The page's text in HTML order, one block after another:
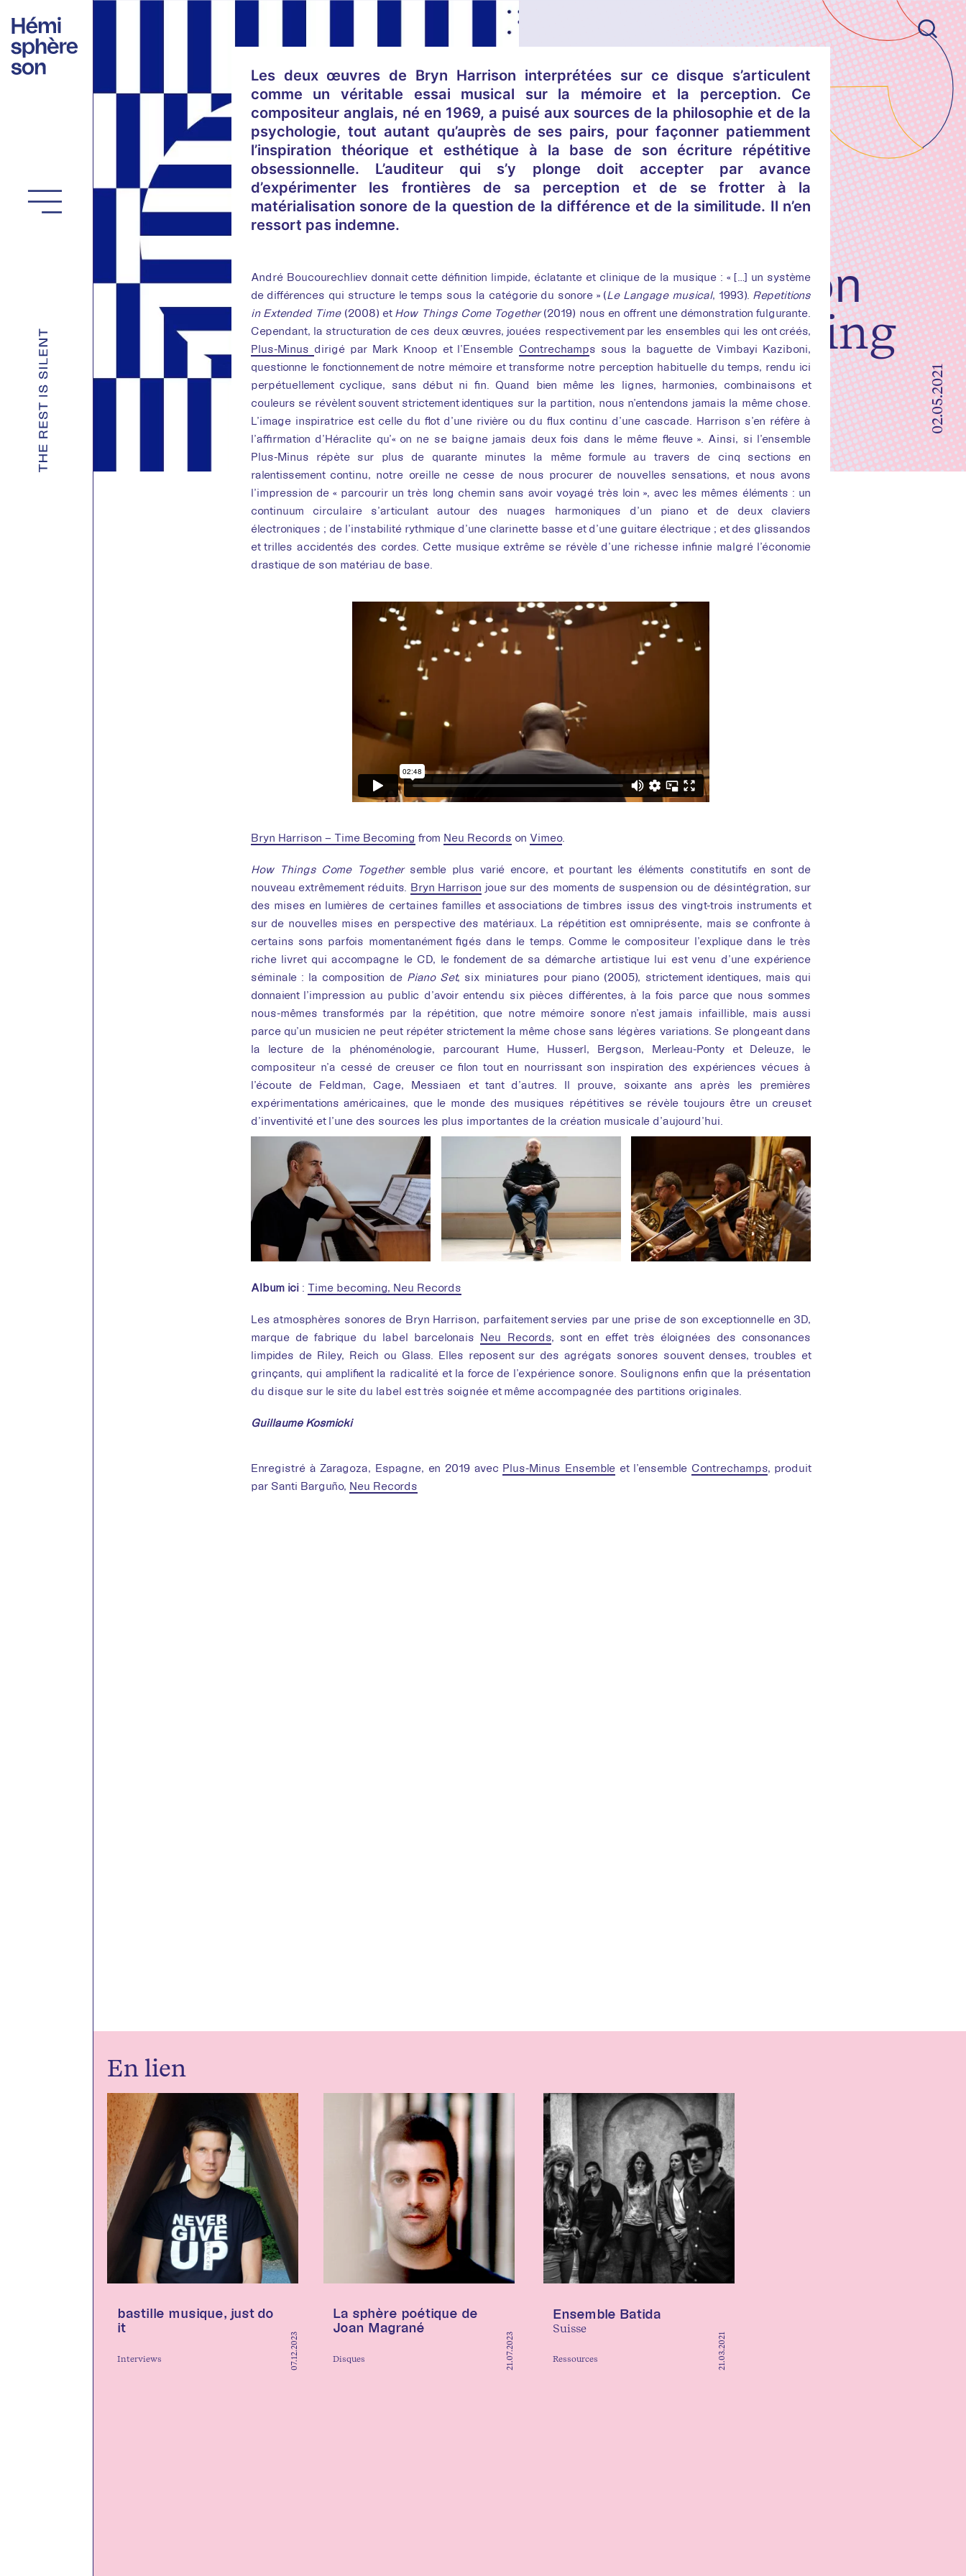
au
contenu
Bryn Harrison
Time Becoming
02.05.2021
Les deux œuvres de Bryn Harrison interprétées sur ce disque s’articulent
comme un véritable essai musical sur la mémoire et la perception. Ce
compositeur anglais, né en 1969, a puisé aux sources de la philosophie et de la
psychologie, tout autant qu’auprès de ses pairs, pour façonner patiemment
l’inspiration théorique et esthétique à la base de son écriture répétitive
obsessionnelle. L’auditeur qui s’y plonge doit accepter par avance
d’expérimenter les frontières de sa perception et de se frotter à la
matérialisation sonore de la question de la différence et de la similitude. Il n’en
ressort pas indemne.
André Boucourechliev donnait cette définition limpide, éclatante et clinique de la musique : « […] un système
de différences qui structure le temps sous la catégorie du sonore » (Le Langage musical, 1993). Repetitions
in Extended Time(2008) et How Things Come Together(2019) nous en offrent une démonstration fulgurante.
Cependant, la structuration de ces deux œuvres, jouées respectivement par les ensembles qui les ont créés,
Plus-Minus dirigé par Mark Knoop et l’Ensemble Contrechamps sous la baguette de Vimbayi Kaziboni,
questionne le fonctionnement de notre mémoire et transforme notre perception habituelle du temps, rendu ici
perpétuellement cyclique, sans début ni fin. Quand bien même les lignes, harmonies, combinaisons et
couleurs se révèlent souvent strictement identiques sur la partition, nous n’entendons jamais la même chose.
L’image inspiratrice est celle du flot d’une rivière ou du flux continu d’une cascade. Harrison s’en réfère à
l’affirmation d’Héraclite qu’« on ne se baigne jamais deux fois dans le même fleuve ». Ainsi, si l’ensemble
Plus-Minus répète sur plus de quarante minutes la même formule au travers de cinq sections en
ralentissement continu, notre oreille ne cesse de nous procurer de nouvelles sensations, et nous avons
l’impression de « parcourir un très long chemin sans avoir voyagé très loin », avec les mêmes éléments : un
continuum circulaire s’articulant autour des nuages harmoniques d’un piano et de deux claviers
électroniques ; de l’instabilité rythmique d’une clarinette basse et d’une guitare électrique ; et des glissandos
et trilles accidentés des cordes. Cette musique extrême se révèle d’une richesse infinie malgré l’économie
drastique de son matériau de base.
Bryn Harrison – Time Becoming from Neu Records on Vimeo.
How Things Come Togethersemble plus varié encore, et pourtant les éléments constitutifs en sont de
nouveau extrêmement réduits. Bryn Harrison joue sur des moments de suspension ou de désintégration, sur
des mises en lumières de certaines familles et associations de timbres issus des vingt-trois instruments et
sur de nouvelles mises en perspective des matériaux. La répétition est omniprésente, mais se confronte à
certains sons parfois momentanément figés dans le temps. Comme le compositeur l’explique dans le très
riche livret qui accompagne le CD, le fondement de sa démarche artistique lui est venu d’une expérience
séminale : la composition de Piano Set, six miniatures pour piano (2005), strictement identiques, mais qui
donnaient l’impression au public d’avoir entendu six pièces différentes, à la fois parce que nous sommes
nous-mêmes transformés par la répétition, que notre mémoire sonore n’est jamais infaillible, mais aussi
parce qu’un musicien ne peut répéter strictement la même chose sans légères variations. Se plongeant dans
la lecture de la phénoménologie, parcourant Hume, Husserl, Bergson, Merleau-Ponty et Deleuze, le
compositeur n’a cessé de creuser ce filon tout en nourrissant son inspiration des expériences vécues à
l’écoute de Feldman, Cage, Messiaen et tant d’autres. Il prouve, soixante ans après les premières
expérimentations américaines, que le monde des musiques répétitives se révèle toujours être un creuset
d’inventivité et l’une des sources les plus importantes de la création musicale d’aujourd’hui.
Album ici: Time becoming, Neu Records
Les atmosphères sonores de Bryn Harrison, parfaitement servies par une prise de son exceptionnelle en 3D,
marque de fabrique du label barcelonais Neu Records, sont en effet très éloignées des consonances
limpides de Riley, Reich ou Glass. Elles reposent sur des agrégats sonores souvent denses, troubles et
grinçants, qui amplifient la radicalité et la force de l’expérience sonore. Soulignons enfin que la présentation
du disque sur le site du label est très soignée et même accompagnée des partitions originales.
Guillaume Kosmicki
Enregistré à Zaragoza, Espagne, en 2019 avec Plus-Minus Ensemble et l’ensemble Contrechamps, produit
par Santi Barguño, Neu Records
En lien
07.12.2023
bastille musique, just do
it
Interviews 21.07.2023
La sphère poétique de
Joan Magrané
Disques 21.03.2021
Ensemble Batida
Suisse
Ressources